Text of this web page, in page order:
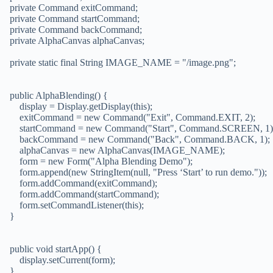
private Command exitCommand;
private Command startCommand;
private Command backCommand;
private AlphaCanvas alphaCanvas;
private static final String IMAGE_NAME = "/image.png";
public AlphaBlending() {
display = Display.getDisplay(this);
exitCommand = new Command("Exit", Command.EXIT, 2);
startCommand = new Command("Start", Command.SCREEN,
backCommand = new Command("Back", Command.BACK, 1);
alphaCanvas = new AlphaCanvas(IMAGE_NAME);
form = new Form("Alpha Blending Demo");
form.append(new StringItem(null, "Press ‘Start’ to run demo."));
form.addCommand(exitCommand);
form.addCommand(startCommand);
form.setCommandListener(this);
}
public void startApp() {
display.setCurrent(form);
}